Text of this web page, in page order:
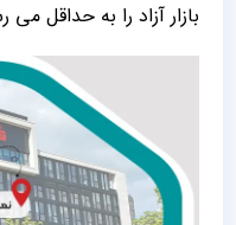
بازار آزاد را به حداقل می